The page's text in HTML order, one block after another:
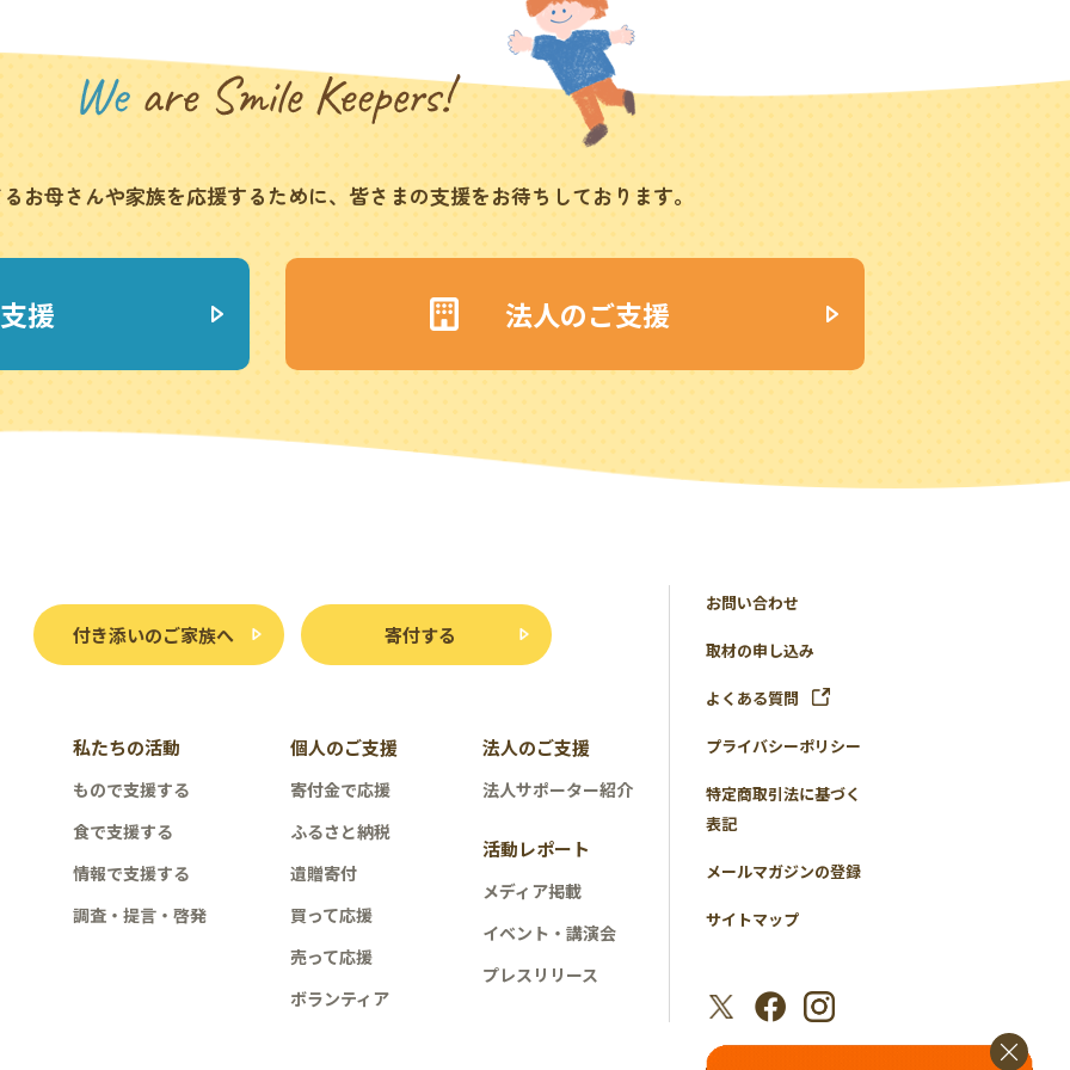
お母さんや家族を応援するために、皆さまの支援をお待ちしております。
援 法人のご支援
付き添いのご家族へ 寄付する
私たちの活動
もので支援する
食で支援する
情報で支援する
調査・提言・啓発
個人のご支援
寄付金で応援
ふるさと納税
遺贈寄付
買って応援
売って応援
ボランティア
法人のご支援
法人サポーター紹介
活動レポート
メディア掲載
イベント・講演会
プレスリリース
お問い合わせ
取材の申し込み
よくある質問
プライバシーポリシー
特定商取引法に基づく
表記
メールマガジンの登録
サイトマップ